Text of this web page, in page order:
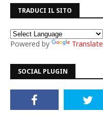
TRADUCI IL SITO
Powered by Translate
SOCIAL PLUGIN